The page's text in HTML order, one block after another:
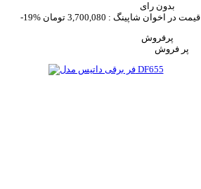
بدون رای
-19%
قیمت در اخوان شاپینگ : 3,700,080 تومان
پرفروش